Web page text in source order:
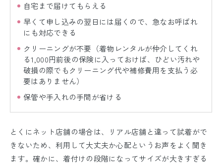
自宅まで届けてもらえる
早くて申し込みの翌日には届くので、急なお呼ばれ
にも対応できる
クリーニングが不要（着物レンタルが仲介してくれ
る1,000円前後の保険に入っておけば、ひどい汚れや
破損の際でもクリーニング代や補修費用を支払う必
要はありません）
保管や手入れの手間が省ける
とくにネット店舗の場合は、リアル店舗と違って試着がで
きないため、利用して大丈夫か心配というお声をよく聞き
ます。確かに、着付けの段階になってサイズが大きすぎる